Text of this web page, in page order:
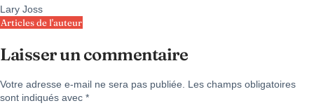
Lary Joss
Articles de l'auteur
Laisser un commentaire
Votre adresse e-mail ne sera pas publiée. Les champs obligatoires
sont indiqués avec *